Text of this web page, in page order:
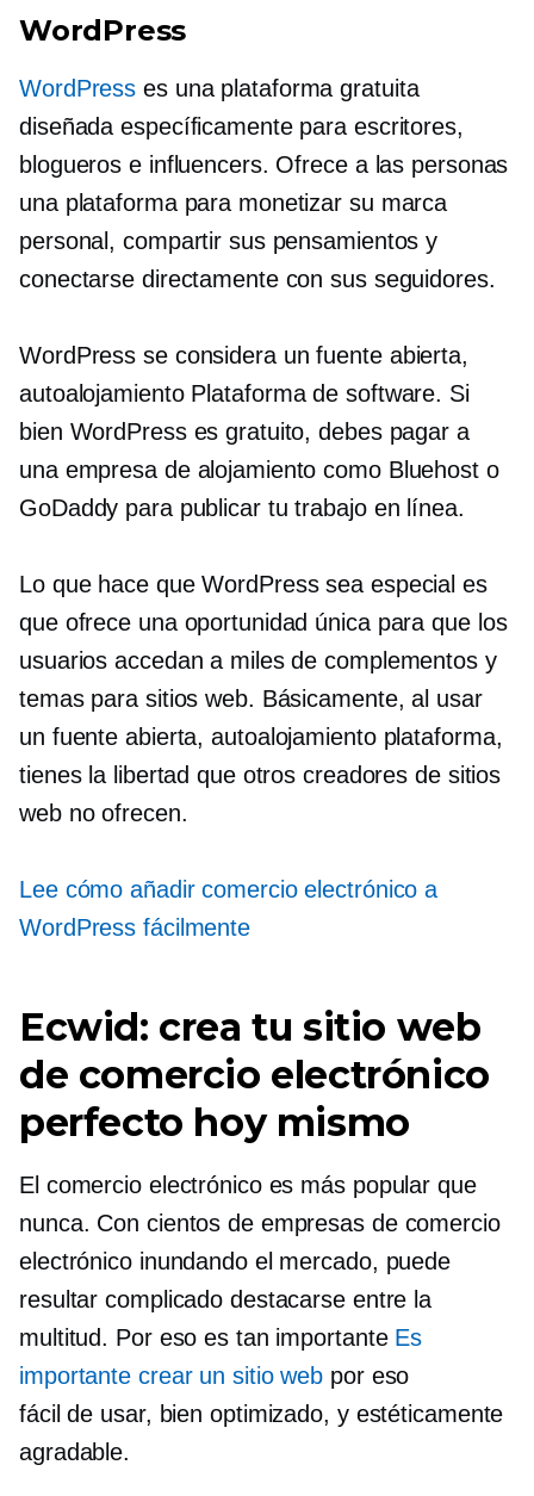
WordPress
WordPress es una plataforma gratuita
diseñada específicamente para escritores,
blogueros e influencers. Ofrece a las personas
una plataforma para monetizar su marca
personal, compartir sus pensamientos y
conectarse directamente con sus seguidores.
WordPress se considera unfuente abierta,
autoalojamientoPlataforma de software. Si
bien WordPress es gratuito, debes pagar a
una empresa de alojamiento como Bluehost o
GoDaddy para publicar tu trabajo en línea.
Lo que hace que WordPress sea especial es
que ofrece una oportunidad única para que los
usuarios accedan a miles de complementos y
temas para sitios web. Básicamente, al usar
un fuente abierta, autoalojamientoplataforma,
tienes la libertad que otros creadores de sitios
web no ofrecen.
Lee cómo añadir comercio electrónico a
WordPress fácilmente
Ecwid: crea tu sitio web
de comercio electrónico
perfecto hoy mismo
El comercio electrónico es más popular que
nunca. Con cientos de empresas de comercio
electrónico inundando el mercado, puede
resultar complicado destacarse entre la
multitud. Por eso es tan importante Es
importante crear un sitio web por eso
fácil de usar, bien optimizado, y estéticamente
agradable.